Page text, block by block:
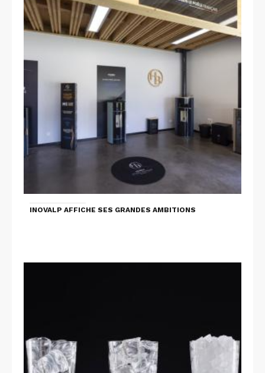
INOVALP AFFICHE SES GRANDES AMBITIONS